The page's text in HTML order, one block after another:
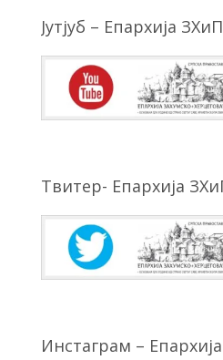
Јутјуб – Епархија ЗХиП
Твитер- Епархија
Инстаграм –